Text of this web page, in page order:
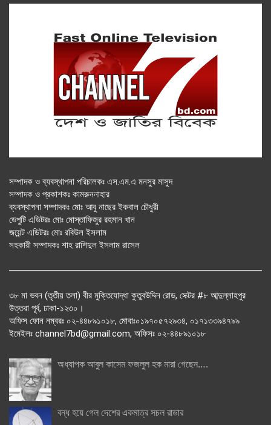
সম্পাদক ও ব্যবস্থাপনা পরিচালকঃ এস.এম.এ মনসুর মাসুদ
সম্পাদক ও প্রকাশকঃ কামরুননাহার
ব্যবস্থাপনা সম্পাদকঃ মোঃ আবু নাছের ইকবাল চৌধুরী
ডেপুটি এডিটরঃ মোঃ মোস্তাফিজুর রহমান খান
জয়েন্ট এডিটরঃ মোঃ রবিউল ইসলাম
সহকারী সম্পাদকঃ শাহ রাশিদুল ইসলাম রাসেল
৩৮ মা ভবন (তৃতীয় তলা) বীর মুক্তিযোদ্ধা কুতুবউদ্দিন রোড, সেক্টর #৮ আব্দুল্লাহপুর
উত্তরা পূর্ব, ঢাকা-১২৩০।
অফিস ফোন নম্বরঃ ০২-৪৪৮৯১০১৮, মোবাঃ০১৯৭০৫৭২৯৩৪, ০১৭১৩৩৯৪৭৯৯
ইমেইলঃ channel7bd@gmail.com, অফিসঃ ০২-৪৪৮৯১০১৮
অধ্যাপক আবুল কাসেম ফজলুল হক মারা গেছেন….
বন্ধ হয়ে গেল দেশের একমাত্র সচল রাডার